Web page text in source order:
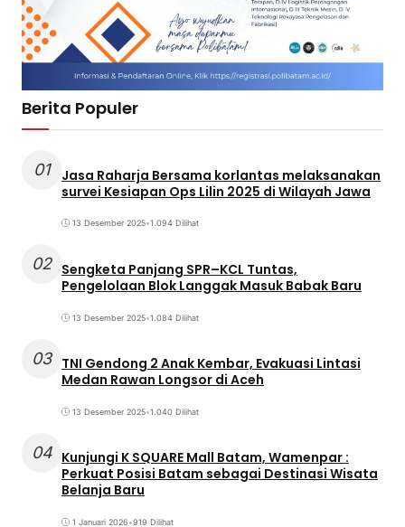
Berita Populer
01
Jasa Raharja Bersama korlantas melaksanakan
survei Kesiapan Ops Lilin 2025 di Wilayah Jawa
13 Desember 2025•1.094 Dilihat
02 Sengketa Panjang SPR–KCL Tuntas,
Pengelolaan Blok Langgak Masuk Babak Baru
13 Desember 2025•1.084 Dilihat
03 TNI Gendong 2 Anak Kembar, Evakuasi Lintasi
Medan Rawan Longsor di Aceh
13 Desember 2025•1.040 Dilihat
04 Kunjungi K SQUARE Mall Batam, Wamenpar :
Perkuat Posisi Batam sebagai Destinasi Wisata
Belanja Baru
1 Januari 2026•919 Dilihat